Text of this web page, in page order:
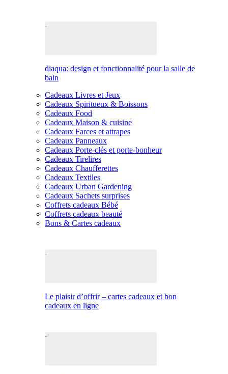
diaqua: design et fonctionnalité pour la salle de
bain
Cadeaux Livres et Jeux
Cadeaux Spiritueux & Boissons
Cadeaux Food
Cadeaux Maison & cuisine
Cadeaux Farces et attrapes
Cadeaux Panneaux
Cadeaux Porte-clés et porte-bonheur
Cadeaux Tirelires
Cadeaux Chaufferettes
Cadeaux Textiles
Cadeaux Urban Gardening
Cadeaux Sachets surprises
Coffrets cadeaux Bébé
Coffrets cadeaux beauté
Bons & Cartes cadeaux
Le plaisir d’offrir – cartes cadeaux et bon
cadeaux en ligne